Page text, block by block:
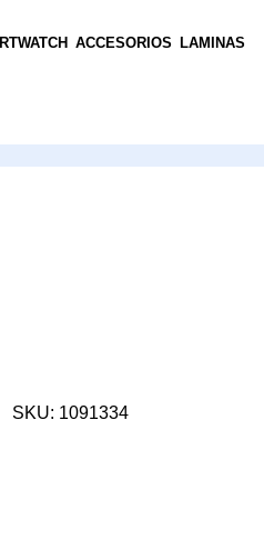
ACCESORIOS LAMINAS
SKU: 1091334